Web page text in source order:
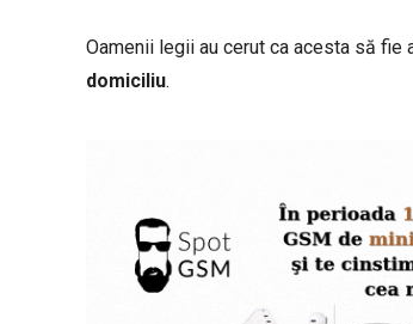
Oamenii legii au cerut ca acesta să fie
domiciliu.